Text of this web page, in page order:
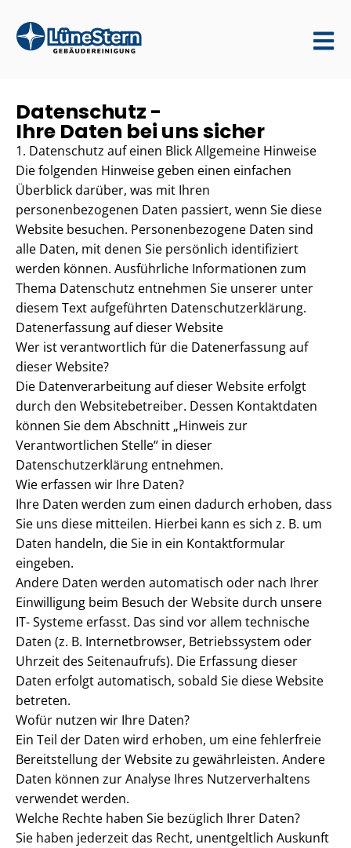
Datenschutz -
Ihre Daten bei uns sicher
1. Datenschutz auf einen Blick Allgemeine Hinweise
Die folgenden Hinweise geben einen einfachen
Überblick darüber, was mit Ihren
personenbezogenen Daten passiert, wenn Sie diese
Website besuchen. Personenbezogene Daten sind
alle Daten, mit denen Sie persönlich identifiziert
werden können. Ausführliche Informationen zum
Thema Datenschutz entnehmen Sie unserer unter
diesem Text aufgeführten Datenschutzerklärung.
Datenerfassung auf dieser Website
Wer ist verantwortlich für die Datenerfassung auf
dieser Website?
Die Datenverarbeitung auf dieser Website erfolgt
durch den Websitebetreiber. Dessen Kontaktdaten
können Sie dem Abschnitt „Hinweis zur
Verantwortlichen Stelle“ in dieser
Datenschutzerklärung entnehmen.
Wie erfassen wir Ihre Daten?
Ihre Daten werden zum einen dadurch erhoben, dass
Sie uns diese mitteilen. Hierbei kann es sich z. B. um
Daten handeln, die Sie in ein Kontaktformular
eingeben.
Andere Daten werden automatisch oder nach Ihrer
Einwilligung beim Besuch der Website durch unsere
IT- Systeme erfasst. Das sind vor allem technische
Daten (z. B. Internetbrowser, Betriebssystem oder
Uhrzeit des Seitenaufrufs). Die Erfassung dieser
Daten erfolgt automatisch, sobald Sie diese Website
betreten.
Wofür nutzen wir Ihre Daten?
Ein Teil der Daten wird erhoben, um eine fehlerfreie
Bereitstellung der Website zu gewährleisten. Andere
Daten können zur Analyse Ihres Nutzerverhaltens
verwendet werden.
Welche Rechte haben Sie bezüglich Ihrer Daten?
Sie haben jederzeit das Recht, unentgeltlich Auskunft